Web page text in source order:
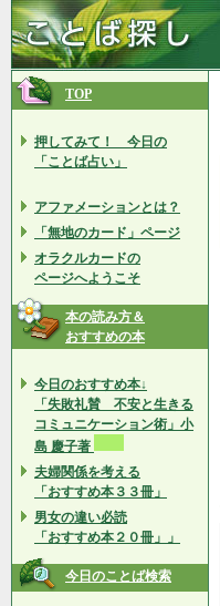
TOP
押してみて！ 今日の
「ことば占い」
アファメーションとは？
「無地のカード」ページ
オラクルカードの
ページへようこそ
本の読み方＆
おすすめの本
今日のおすすめ本↓
「失敗礼賛 不安と生きる
コミュニケーション術」小
島 慶子著
夫婦関係を考える
「おすすめ本３３冊」
男女の違い必読
「おすすめ本２０冊」」
今日のことば検索